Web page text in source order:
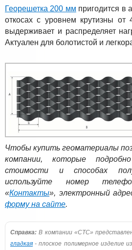
Георешетка 200 мм пригодится в
откосах с уровнем крутизны от
выдерживает и распределяет
Актуален для болотистой и
Чтобы купить геоматериалы
компании, которые
стоимости и способах
используйте номер
«Контакты», электронный
форму на сайте.
Справка: В компании «СТС»
гладкая - плоское полимерное изделие